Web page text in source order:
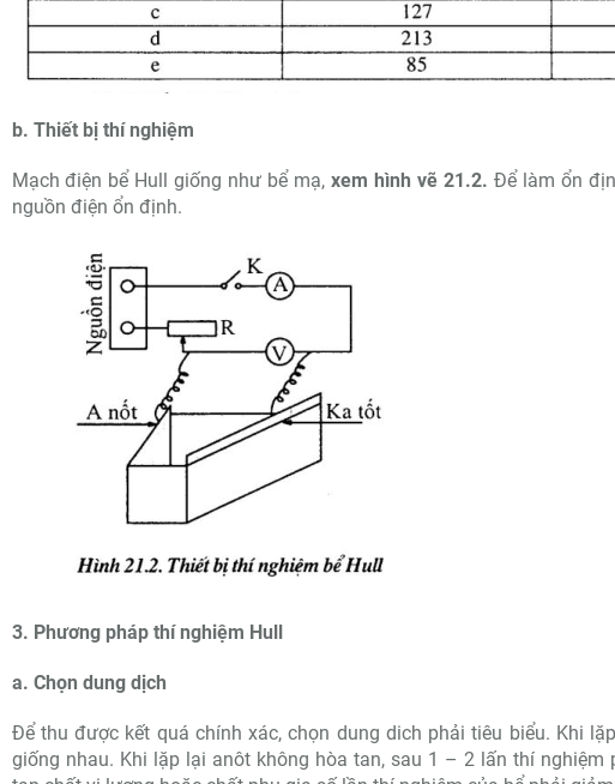
b. Thiết bị thí nghiệm
Mạch điện bể Hull giống như bể mạ,xem hình vẽ 21.2. Để làm ổn
nguồn điện ổn định.
3. Phương pháp thí nghiệm Hull
a. Chọn dung dịch
Để thu được kết quá chính xác, chọn dung dich phải tiêu biểu. Khi
giống nhau. Khi lặp lại anôt không hòa tan, sau 1 – 2 lấn thí